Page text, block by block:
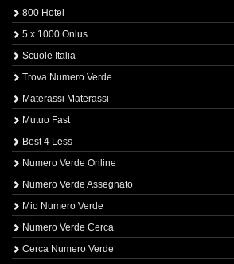
800 Hotel
5 x 1000 Onlus
Scuole Italia
Trova Numero Verde
Materassi Materassi
Mutuo Fast
Best 4 Less
Numero Verde Online
Numero Verde Assegnato
Mio Numero Verde
Numero Verde Cerca
Cerca Numero Verde